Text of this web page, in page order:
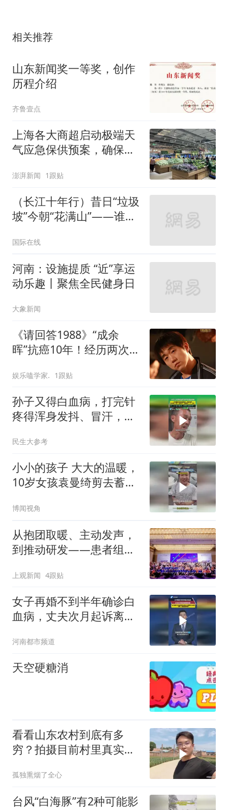
相关推荐
山东新闻奖一等奖，创作
历程介绍
齐鲁壹点
上海各大商超启动极端天
气应急保供预案，确保物
澎湃新闻 1跟贴
（长江十年行）昔日“垃圾
坡”今朝“花满山”——谁让
子？
国际在线
河南：设施提质 “近”享运
动乐趣丨聚焦全民健身日
大象新闻
《请回答1988》“成余
晖”抗癌10年！经历两次复
娱乐嗑学家. 1跟贴
孙子又得白血病，打完针
疼得浑身发抖、冒汗，还
下，不疼！
民生大参考
小小的孩子 大大的温暖，
10岁女孩袁曼绮剪去蓄了
博闻视角
从抱团取暖、主动发声，
到推动研发——患者组织
迁
上观新闻 4跟贴
女子再婚不到半年确诊白
血病，丈夫次月起诉离婚
诉其父母女儿索要彩礼金
饰
河南都市频道
天空硬糖消
看看山东农村到底有多
穷？拍摄目前村里真实现
孤独熏烟了全心
台风“白海豚”有2种可能影